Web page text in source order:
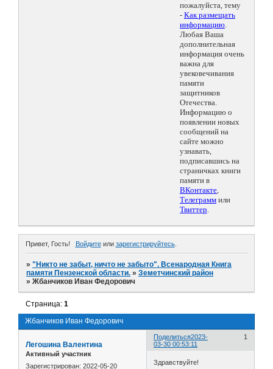
пожалуйста, тему
- Как размещать
информацию.
Любая Ваша
дополнительная
информация очень
важна для
увековечивания
памяти
защитников
Отечества.
Информацию о
появлении новых
сообщений на
сайте можно
узнавать,
подписавшись на
страничках книги
памяти в
ВКонтакте,
Телеграмм или
Твиттер.
Привет, Гость! Войдитеили зарегистрируйтесь.
»"Никто не забыт, ничто не забыто". Всенародная Книга
памяти Пензенской области. »Земетчинский район
»Жбанчиков Иван Федорович
Жбанчиков Иван Федорович
Страница:1
Поделиться 1
2023-
03-30 00:53:11
Легошина Валентина
Активный участник
Зарегистрирован: 2022-05-20 Здравствуйте!